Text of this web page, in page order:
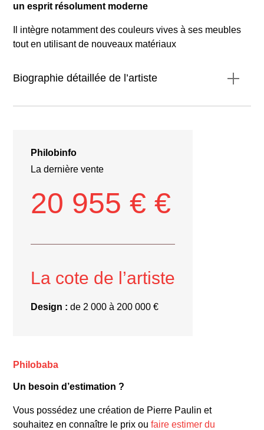
un esprit résolument moderne
Il intègre notamment des couleurs vives à ses meubles
tout en utilisant de nouveaux matériaux
Biographie détaillée de l’artiste
le Foyer d’aujourd’hui
Philobinfo
La dernière vente
20 955 € €
La cote de l’artiste
Design : de 2 000 à 200 000 €
Philobaba
Un besoin d’estimation ?
Vous possédez une création de Pierre Paulin et
souhaitez en connaître le prix oufaire estimer du